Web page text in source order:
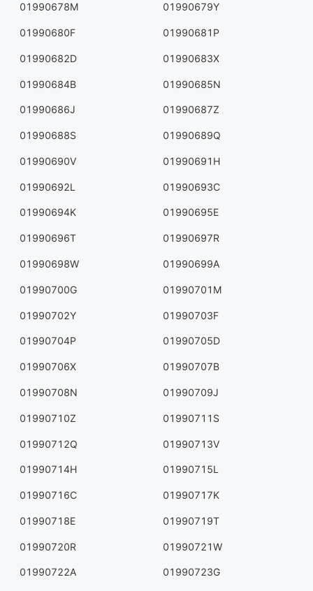
01990678M 01990679Y
01990680F 01990681P
01990682D 01990683X
01990684B 01990685N
01990686J 01990687Z
01990688S 01990689Q
01990690V 01990691H
01990692L 01990693C
01990694K 01990695E
01990696T 01990697R
01990698W 01990699A
01990700G 01990701M
01990702Y 01990703F
01990704P 01990705D
01990706X 01990707B
01990708N 01990709J
01990710Z 01990711S
01990712Q 01990713V
01990714H 01990715L
01990716C 01990717K
01990718E 01990719T
01990720R 01990721W
01990722A 01990723G